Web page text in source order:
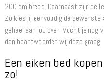
200 cm breed. Daarnaast zijn de
Zo kies jij eenvoudig de
geheel aan jou over. Mocht je nog
dan beantwoorden wij deze graag!
Een eiken bed
zo!